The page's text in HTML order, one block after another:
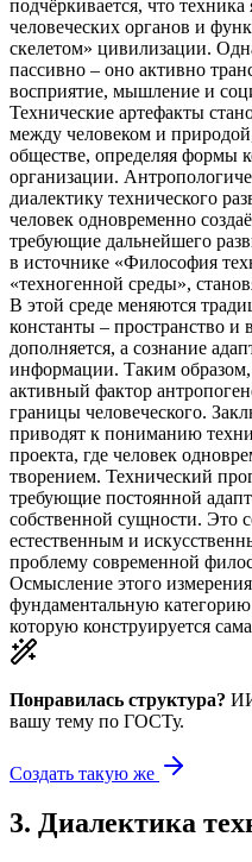
подчёркивается, что
человеческих органов и
скелетом» цивилизации.
пассивно – оно активно
восприятие, мышление и
Технические артефакты
между человеком и
обществе, определяя формы
организации.
диалектику технического
человек одновременно
требующие дальнейшего
в источнике «Философия
«техногенной среды»,
В этой среде меняются
константы – пространство и
дополняется, а сознание
информации. Таким образом,
активный фактор
границы человеческого.
приводят к пониманию
проекта, где человек
творением. Технический
требующие постоянной
собственной сущности. Это
естественным и
проблему современной
Осмысление этого
фундаментальную категорию
которую конструируется
Понравилась структура?
вашу тему по ГОСТу.
Создать такую же
3. Диалектика